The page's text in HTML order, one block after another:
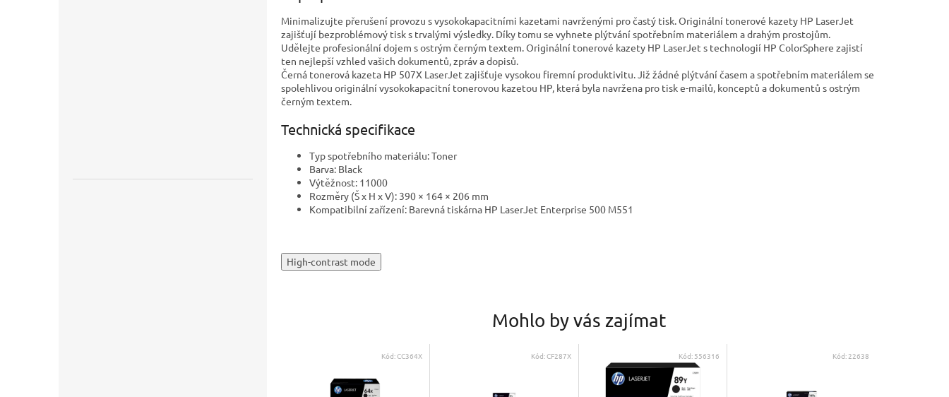
Minimalizujte přerušení provozu s vysokokapacitními kazetami navrženými pro častý tisk. Originální tonerové kazety HP LaserJet
zajišťují bezproblémový tisk s trvalými výsledky. Díky tomu se vyhnete plýtvání spotřebním materiálem a drahým prostojům.
Udělejte profesionální dojem s ostrým černým textem. Originální tonerové kazety HP LaserJet s technologií HP ColorSphere zajistí
ten nejlepší vzhled vašich dokumentů, zpráv a dopisů.
Černá tonerová kazeta HP 507X LaserJet zajišťuje vysokou firemní produktivitu. Již žádné plýtvání časem a spotřebním materiálem se
spolehlivou originální vysokokapacitní tonerovou kazetou HP, která byla navržena pro tisk e-mailů, konceptů a dokumentů s ostrým
černým textem.
Technická specifikace
Typ spotřebního materiálu: Toner
Barva: Black
Výtěžnost: 11000
Rozměry (Š x H x V): 390 × 164 × 206 mm
Kompatibilní zařízení: Barevná tiskárna HP LaserJet Enterprise 500 M551
High-contrast mode
Mohlo by vás zajímat
Kód:CC364X Kód:CF287X Kód: 556316 Kód: 22638